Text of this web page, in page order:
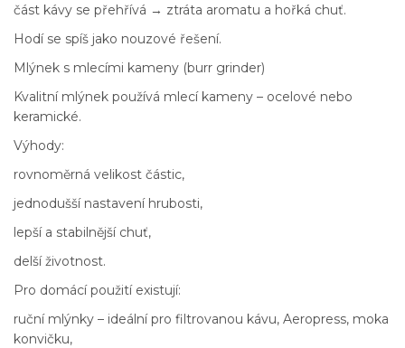
část kávy se přehřívá → ztráta aromatu a hořká chuť.
Hodí se spíš jako nouzové řešení.
Mlýnek s mlecími kameny (burr grinder)
Kvalitní mlýnek používá mlecí kameny – ocelové nebo
keramické.
Výhody:
rovnoměrná velikost částic,
jednodušší nastavení hrubosti,
lepší a stabilnější chuť,
delší životnost.
Pro domácí použití existují:
ruční mlýnky – ideální pro filtrovanou kávu, Aeropress, moka
konvičku,